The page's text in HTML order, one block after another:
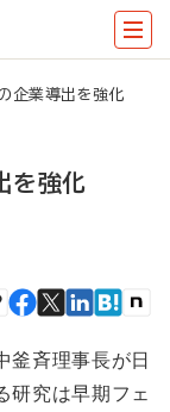
企業導出を強化
を強化
斉理事長が日
研究は早期フェ